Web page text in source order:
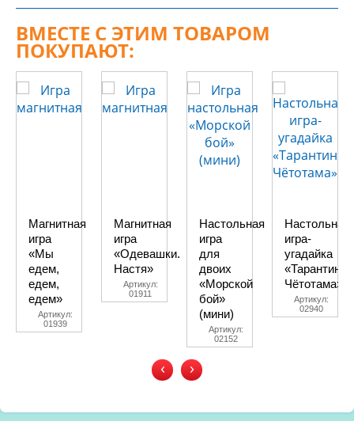
ВМЕСТЕ С ЭТИМ ТОВАРОМ
ПОКУПАЮТ:
Магнитная
игра
«Мы
едем,
едем,
едем»
Артикул:
01939
Магнитная
игра
«Одевашки.
Настя»
Артикул:
01911
Настольная
игра
для
двоих
«Морской
бой»
(мини)
Артикул:
02152
Настольная
игра-
угадайка
Чётотама»
Артикул:
02940
‹ ›